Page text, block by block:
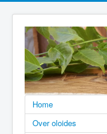
Home
Over oloides